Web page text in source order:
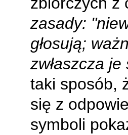
zasady:
głosują;
zwłaszcza
taki sposób,
się z
symboli